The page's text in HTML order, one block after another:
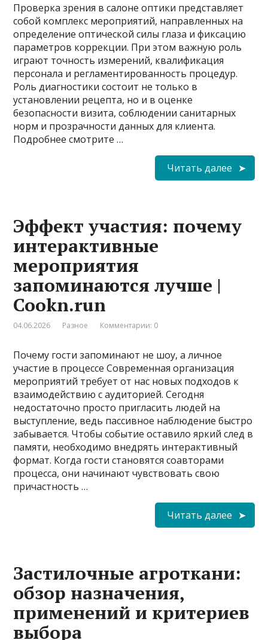
Проверка зрения в салоне оптики представляет
собой комплекс мероприятий, направленных на
определение оптической силы глаза и фиксацию
параметров коррекции. При этом важную роль
играют точность измерений, квалификация
персонала и регламентированность процедур.
Роль диагностики состоит не только в
установлении рецепта, но и в оценке
безопасности визита, соблюдении санитарных
норм и прозрачности данных для клиента.
Подробнее смотрите …
Читать далее
Эффект участия: почему
интерактивные
мероприятия
запоминаются лучше |
Cookn.run
04.06.2026 Разное Комментарии: 0
Почему гости запоминают не шоу, а личное
участие в процессе Современная организация
мероприятий требует от нас новых подходов к
взаимодействию с аудиторией. Сегодня
недостаточно просто пригласить людей на
выступление, ведь пассивное наблюдение быстро
забывается. Чтобы событие оставило яркий след в
памяти, необходимо внедрять интерактивный
формат. Когда гости становятся соавторами
процесса, они начинают чувствовать свою
причастность …
Читать далее
Застилочные агроткани:
обзор назначения,
применений и критериев
выбора